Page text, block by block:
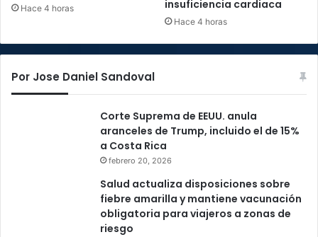
Hace 4 horas
insuficiencia cardiaca
Hace 4 horas
Por Jose Daniel Sandoval
Corte Suprema de EEUU. anula
aranceles de Trump, incluido el de 15%
a Costa Rica
febrero 20, 2026
Salud actualiza disposiciones sobre
fiebre amarilla y mantiene vacunación
obligatoria para viajeros a zonas de
riesgo